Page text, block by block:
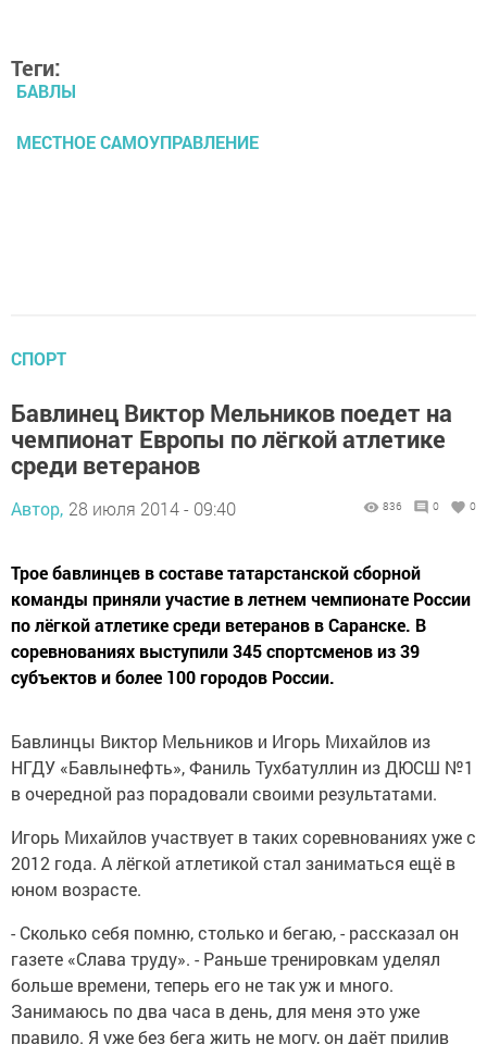
Теги:
БАВЛЫ
МЕСТНОЕ САМОУПРАВЛЕНИЕ
СПОРТ
Бавлинец Виктор Мельников поедет на
чемпионат Европы по лёгкой атлетике
среди ветеранов
Автор, 28 июля 2014 - 09:40 836 0 0
Трое бавлинцев в составе татарстанской сборной
команды приняли участие в летнем чемпионате России
по лёгкой атлетике среди ветеранов в Саранске. В
соревнованиях выступили 345 спортсменов из 39
субъектов и более 100 городов России.
Бавлинцы Виктор Мельников и Игорь Михайлов из
НГДУ «Бавлынефть», Фаниль Тухбатуллин из ДЮСШ №1
в очередной раз порадовали своими результатами.
Игорь Михайлов участвует в таких соревнованиях уже с
2012 года. А лёгкой атлетикой стал заниматься ещё в
юном возрасте.
- Сколько себя помню, столько и бегаю, - рассказал он
газете «Слава труду». - Раньше тренировкам уделял
больше времени, теперь его не так уж и много.
Занимаюсь по два часа в день, для меня это уже
правило. Я уже без бега жить не могу, он даёт прилив